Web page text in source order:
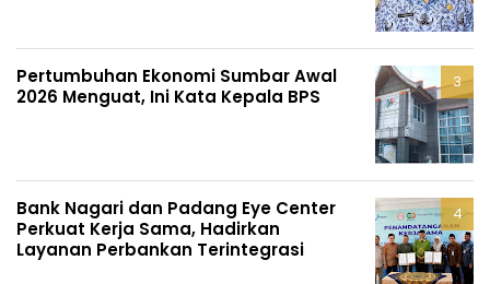
Pertumbuhan Ekonomi Sumbar Awal
2026 Menguat, Ini Kata Kepala BPS
Bank Nagari dan Padang Eye Center
Perkuat Kerja Sama, Hadirkan
Layanan Perbankan Terintegrasi